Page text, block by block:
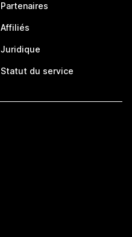
Partenaires
Affiliés
Juridique
Statut du service